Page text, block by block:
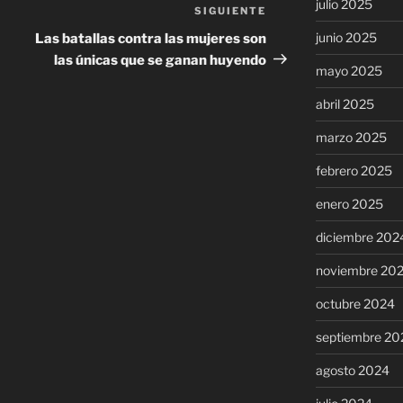
Siguiente
entrada
SIGUIENTE
Las batallas contra las mujeres son
las únicas que se ganan huyendo
julio 2025
junio 2025
mayo 2025
abril 2025
marzo 2025
febrero 2025
enero 2025
diciembre
noviembre
octubre 2024
septiembre
agosto 2024